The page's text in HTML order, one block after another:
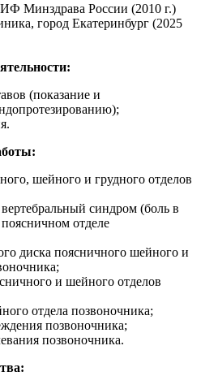
Минздрава России (2010 г.)
город Екатеринбург (2025
(показание и
шейного и грудного отделов
синдром (боль в
отделе
диска поясничного шейного и
и шейного отделов
отдела позвоночника;
позвоночника;
позвоночника.